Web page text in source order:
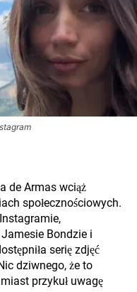
de Armas wciąż
społecznościowych.
Bondzie i
serię zdjęć
dziwnego, że to
przykuł uwagę